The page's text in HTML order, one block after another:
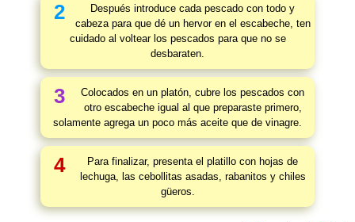
2
Después introduce cada pescado con todo y
cabeza para que dé un hervor en el escabeche, ten
cuidado al voltear los pescados para que no se
desbaraten.
3
Colocados en un platón, cubre los pescados con
otro escabeche igual al que preparaste primero,
solamente agrega un poco más aceite que de vinagre.
4
Para finalizar, presenta el platillo con hojas de
lechuga, las cebollitas asadas, rabanitos y chiles
güeros.